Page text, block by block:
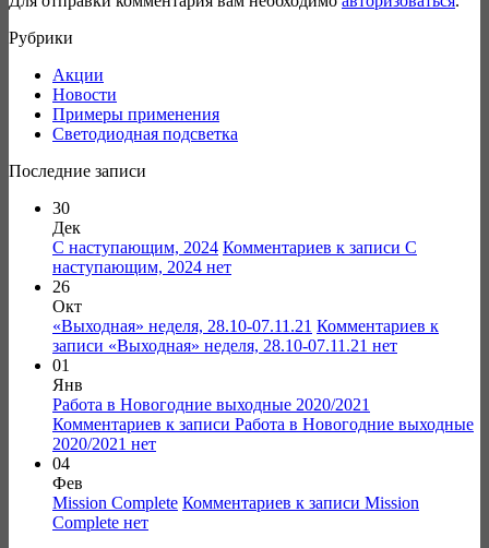
Рубрики
Акции
Новости
Примеры применения
Светодиодная подсветка
Последние записи
30
Дек
С наступающим, 2024 Комментариев к записи С
наступающим, 2024 нет
26
Окт
«Выходная» неделя, 28.10-07.11.21 Комментариев к
записи «Выходная» неделя, 28.10-07.11.21 нет
01
Янв
Работа в Новогодние выходные 2020/2021
Комментариев к записи Работа в Новогодние выходные
2020/2021 нет
04
Фев
Mission Complete Комментариев к записи Mission
Complete нет